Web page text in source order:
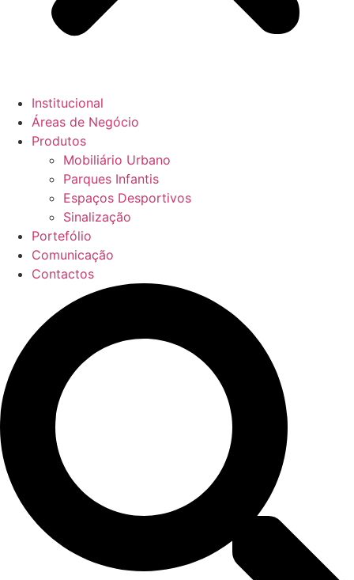
Institucional
Áreas de Negócio
Produtos
Mobiliário Urbano
Parques Infantis
Espaços Desportivos
Sinalização
Portefólio
Comunicação
Contactos